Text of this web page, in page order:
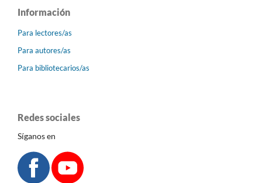
Información
Para lectores/as
Para autores/as
Para bibliotecarios/as
Redes sociales
Síganos en